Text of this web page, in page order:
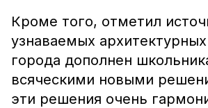
Кроме того, отметил
узнаваемых
города дополнен
всяческими новыми
эти решения очень